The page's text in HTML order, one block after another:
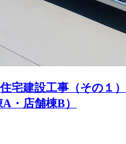
宅建設工事（その１）
・店舗棟B）